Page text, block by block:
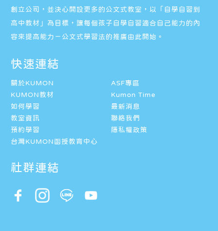
創立公司，並決心開設更多的公文式教室，以「自學自習到
高中教材」為目標，讓每個孩子自學自習適合自己能力的內
容來提高能力－公文式學習法的推廣由此開始。
快速連結
關於KUMON
ASF專區
KUMON教材
Kumon Time
如何學習
最新消息
教室資訊
聯絡我們
預約學習
隱私權政策
台灣KUMON函授教育中心
社群連結